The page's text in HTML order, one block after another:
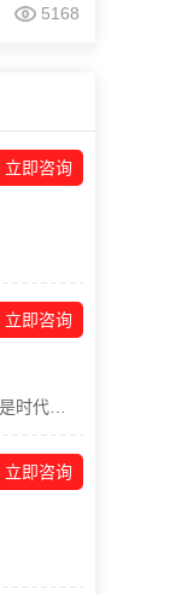
5168
立即咨询
立即咨询
立即咨询